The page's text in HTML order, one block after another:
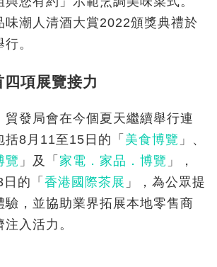
味潮人清酒大賞2022頒獎典禮於
。
項展覽接力
貿發局會在今個夏天繼續舉行連
括8月11至15日的「 美食博覽 」、
覽 」及「 家電．家品．博覽 」，
的「 香港國際茶展 」，為公眾提
驗，並協助業界拓展本地零售商
入活力。